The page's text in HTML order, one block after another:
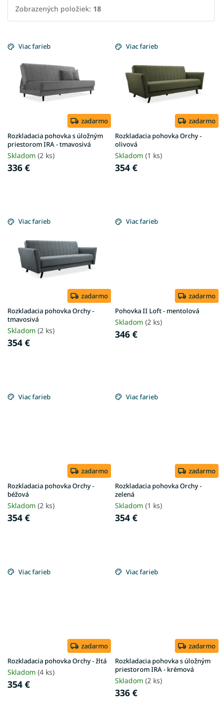
Zobrazených položiek: 18
ý
u
k
t
o
Viac farieb
zadarmo
Rozkladacia pohovka s úložným
priestorom IRA - tmavosivá
Skladom (2 ks)
336 €
Viac farieb
zadarmo
Rozkladacia pohovka Orchy -
olivová
Skladom (1 ks)
354 €
Viac farieb
zadarmo
Rozkladacia pohovka Orchy -
tmavosivá
Skladom (2 ks)
354 €
Viac farieb
zadarmo
Pohovka II Loft - mentolová
Skladom (2 ks)
346 €
Viac farieb
zadarmo
Rozkladacia pohovka Orchy -
béžová
Skladom (2 ks)
354 €
Viac farieb
zadarmo
Rozkladacia pohovka Orchy -
zelená
Skladom (1 ks)
354 €
Viac farieb
zadarmo
Rozkladacia pohovka Orchy - žltá
Skladom (4 ks)
354 €
Viac farieb
zadarmo
Rozkladacia pohovka s úložným
priestorom IRA - krémová
Skladom (2 ks)
336 €